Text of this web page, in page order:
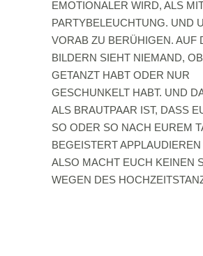
EMOTIONALER WIRD, ALS
PARTYBELEUCHTUNG. UND
VORAB ZU BERÜHIGEN. AUF
BILDERN SIEHT NIEMAND,
GETANZT HABT ODER NUR
GESCHUNKELT HABT. UND
ALS BRAUTPAAR IST, DASS
SO ODER SO NACH EUREM
BEGEISTERT
ALSO MACHT EUCH KEINEN
WEGEN DES